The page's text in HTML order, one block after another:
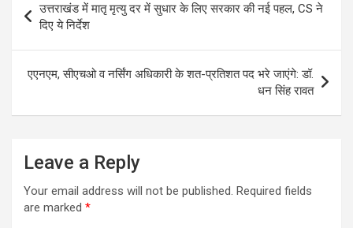
navigation
उत्तराखंड में मातृ मृत्यु दर में सुधार के लिए सरकार की नई पहल, CS ने
दिए ये निर्देश
एएनएम, सीएचओ व नर्सिंग अधिकारी के शत-प्रतिशत पद भरे जाएंगे: डॉ.
धन सिंह रावत
Leave a Reply
Your email address will not be published. Required fields
are marked *